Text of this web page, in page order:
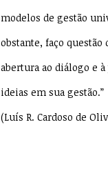
modelos de gestão
obstante, faço questão
abertura ao diálogo e
ideias em sua gestão.”
(Luís R. Cardoso de